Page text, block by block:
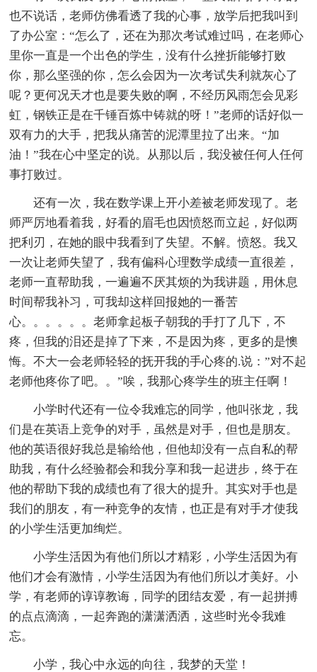
也不说话，老师仿佛看透了我的心事，放学后把我叫到
了办公室：“怎么了，还在为那次考试难过吗，在老师心
里你一直是一个出色的学生，没有什么挫折能够打败
你，那么坚强的你，怎么会因为一次考试失利就灰心了
呢？更何况天才也是要失败的啊，不经历风雨怎会见彩
虹，钢铁正是在千锤百炼中铸就的呀！”老师的话好似一
双有力的大手，把我从痛苦的泥潭里拉了出来。“加
油！”我在心中坚定的说。从那以后，我没被任何人任何
事打败过。
还有一次，我在数学课上开小差被老师发现了。老
师严厉地看着我，好看的眉毛也因愤怒而立起，好似两
把利刃，在她的眼中我看到了失望。不解。愤怒。我又
一次让老师失望了，我有偏科心理数学成绩一直很差，
老师一直帮助我，一遍遍不厌其烦的为我讲题，用休息
时间帮我补习，可我却这样回报她的一番苦
心。。。。。。老师拿起板子朝我的手打了几下，不
疼，但我的泪还是掉了下来，不是因为疼，更多的是懊
悔。不大一会老师轻轻的抚开我的手心疼的.说：”对不起
老师他疼你了吧。。”唉，我那心疼学生的班主任啊！
小学时代还有一位令我难忘的同学，他叫张龙，我
们是在英语上竞争的对手，虽然是对手，但也是朋友。
他的英语很好我总是输给他，但他却没有一点自私的帮
助我，有什么经验都会和我分享和我一起进步，终于在
他的帮助下我的成绩也有了很大的提升。其实对手也是
我们的朋友，有一种竞争的友情，也正是有对手才使我
的小学生活更加绚烂。
小学生活因为有他们所以才精彩，小学生活因为有
他们才会有激情，小学生活因为有他们所以才美好。小
学，有老师的谆谆教诲，同学的团结友爱，有一起拼搏
的点点滴滴，一起奔跑的潇潇洒洒，这些时光令我难
忘。
小学，我心中永远的向往，我梦的天堂！